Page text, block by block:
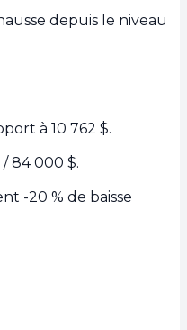
depuis le niveau
à 10 762 $.
/ 84 000 $.
-20 % de baisse